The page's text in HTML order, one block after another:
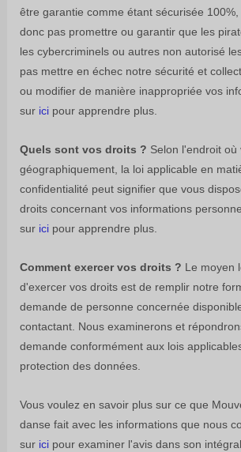
être garantie comme étant sécurisée
donc pas promettre ou garantir que les
les cybercriminels ou autres non autorisé
pas mettre en échec notre sécurité et
ou modifier de manière inappropriée vos
sur ici pour apprendre plus.
Quels sont vos droits ? Selon l'endroit
géographiquement, la loi applicable en
confidentialité peut signifier que vous
droits concernant vos informations
sur ici pour apprendre plus.
Comment exercer vos droits ? Le moyen
d'exercer vos droits est de remplir notre
demande de personne concernée
contactant. Nous examinerons et
demande conformément aux lois
protection des données.
Vous voulez en savoir plus sur ce que
danse fait avec les informations que nous
sur ici pour examiner l'avis dans son